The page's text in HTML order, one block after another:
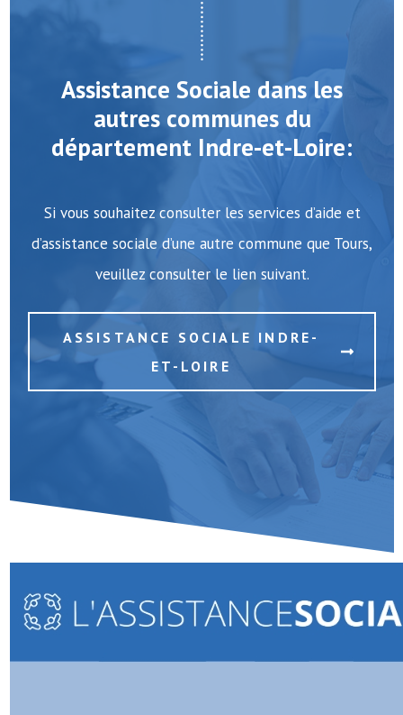
Assistance Sociale dans les
autres communes du
département Indre-et-Loire:
Si vous souhaitez consulter les services d’aide et
d’assistance sociale d’une autre commune que Tours,
veuillez consulter le lien suivant.
ASSISTANCE SOCIALE INDRE-
ET-LOIRE